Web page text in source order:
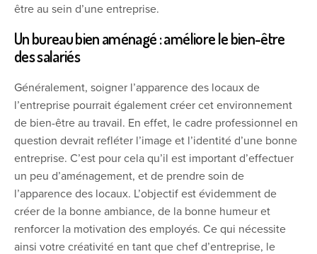
être au sein d’une entreprise.
Un bureau bien aménagé : améliore le bien-être
des salariés
Généralement, soigner l’apparence des locaux de
l’entreprise pourrait également créer cet environnement
de bien-être au travail. En effet, le cadre professionnel en
question devrait refléter l’image et l’identité d’une bonne
entreprise. C’est pour cela qu’il est important d’effectuer
un peu d’aménagement, et de prendre soin de
l’apparence des locaux. L’objectif est évidemment de
créer de la bonne ambiance, de la bonne humeur et
renforcer la motivation des employés. Ce qui nécessite
ainsi votre créativité en tant que chef d’entreprise, le